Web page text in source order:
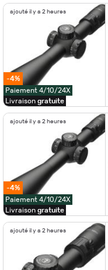
ajouté il y a 2 heures
-4%
Paiement 4/10/24X
Livraison gratuite
ajouté il y a 2 heures
-4%
Paiement 4/10/24X
Livraison gratuite
ajouté il y a 2 heures